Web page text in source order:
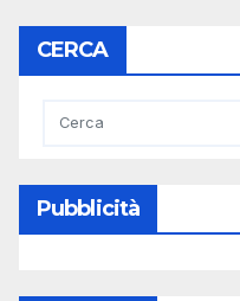
CERCA
Pubblicità